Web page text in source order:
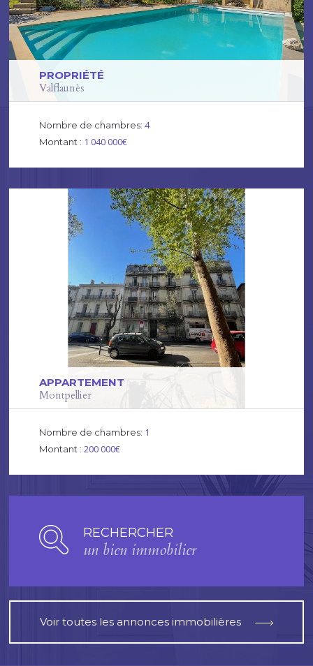
PROPRIÉTÉ
Valflaunès
Nombre de chambres: 4
Montant : 1 040 000€
APPARTEMENT
Montpellier
Nombre de chambres: 1
Montant : 200 000€
RECHERCHER
un bien immobilier
Voir toutes les annonces immobilières